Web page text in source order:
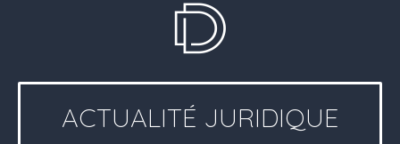
ACTUALITÉ JURIDIQUE